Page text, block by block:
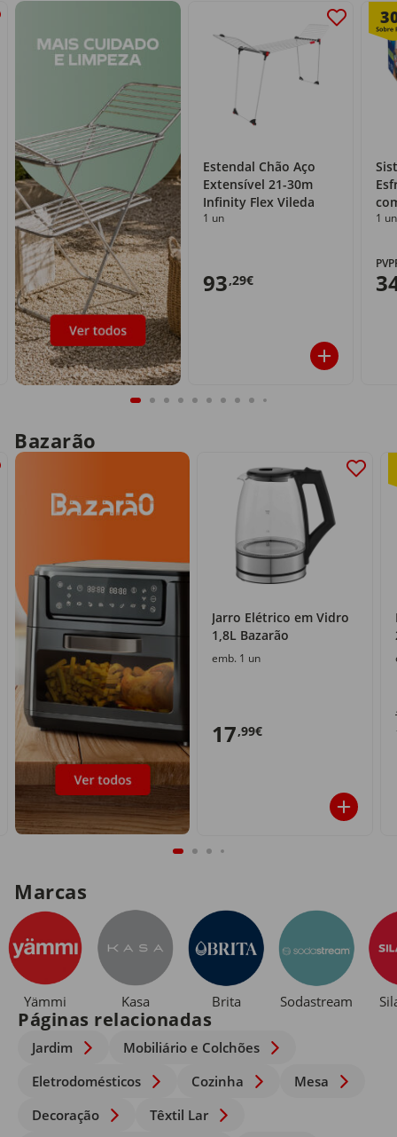
Estendal Chão Aço
Extensível 21-30m
Infinity Flex Vileda
1 un
93,29€
1 un
Bazarão
Jarro Elétrico em Vidro
1,8L Bazarão
emb. 1 un
17,99€
Marcas
Yämmi Kasa Brita Sodastream
Páginas relacionadas
Jardim
Mobiliário e Colchões
Eletrodomésticos
Cozinha
Mesa
Decoração
Têxtil Lar